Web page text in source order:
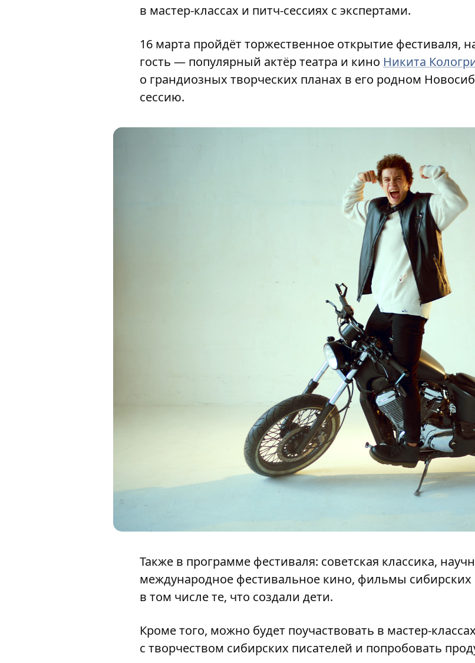
в мастер-классах и питч-сессиях с экспертами.
16 марта пройдёт торжественное открытие фестиваля,
гость — популярный актёр театра и кино Никита
о грандиозных творческих планах в его родном
сессию.
Также в программе фестиваля: советская классика,
международное фестивальное кино, фильмы
в том числе те, что создали дети.
Кроме того, можно будет поучаствовать в мастер-
с творчеством сибирских писателей и попробовать